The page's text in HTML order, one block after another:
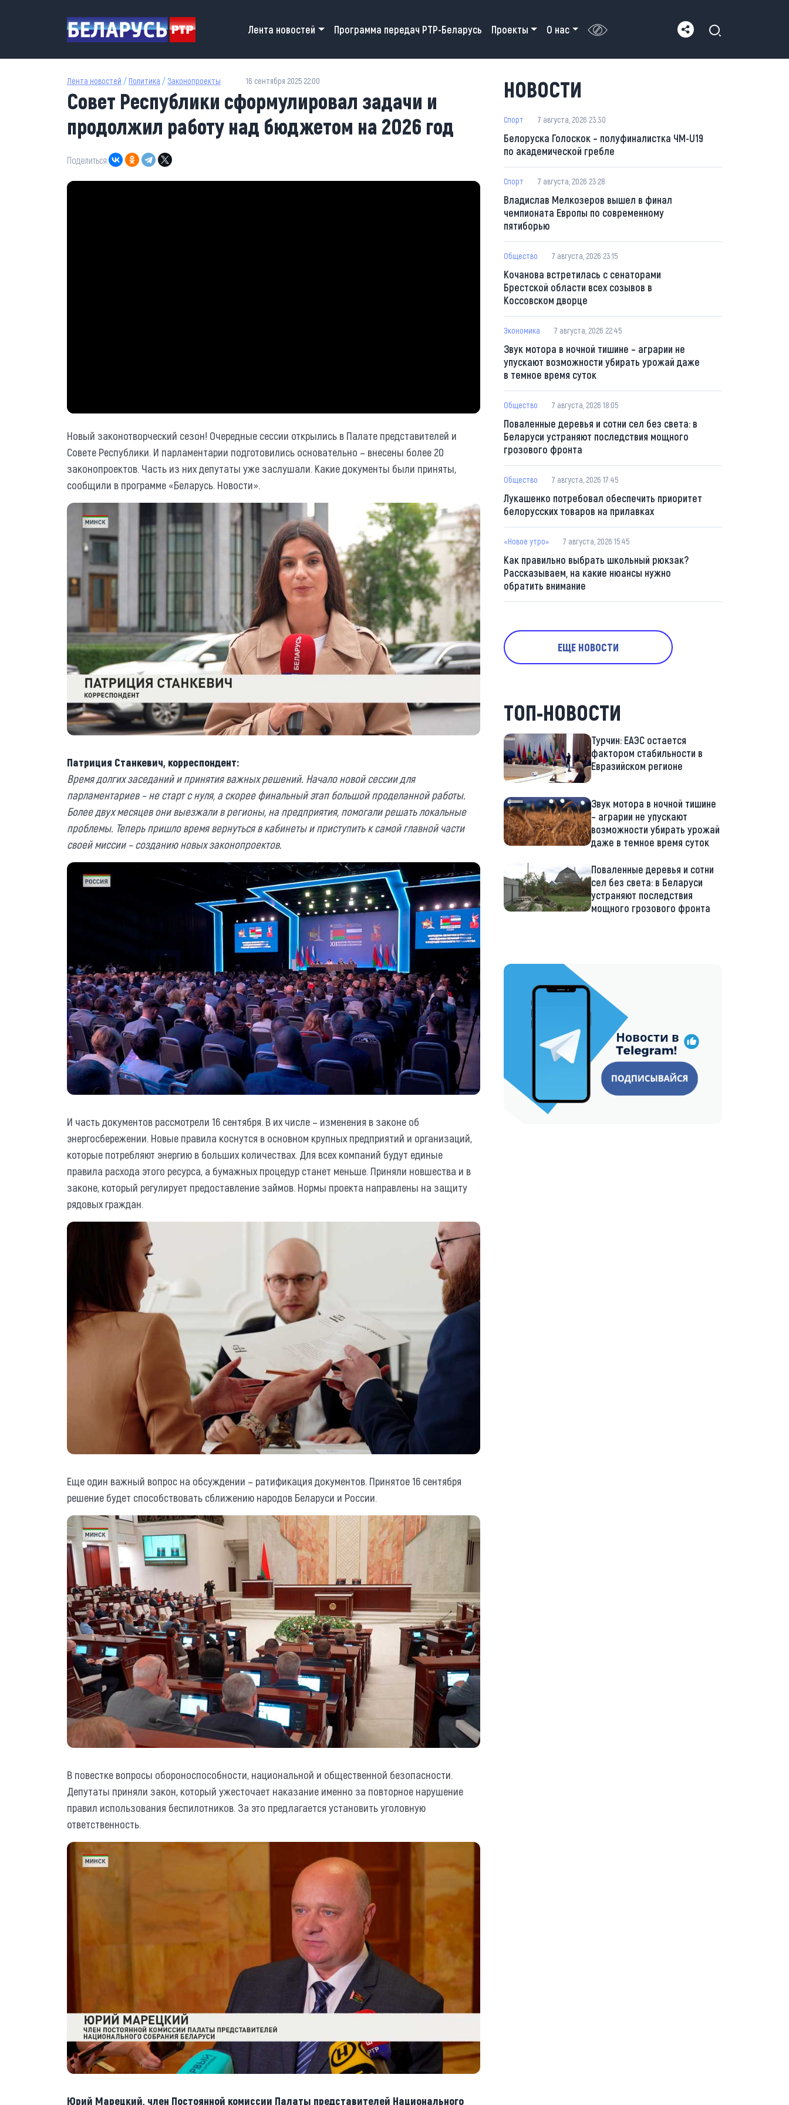
Main navigation
Лента новостей Программа передач РТР-Беларусь Проекты О нас
Лента новостей / Политика / Законопроекты 16 сентября 2025 22:00
Совет Республики сформулировал задачи и
продолжил работу над бюджетом на 2026 год
Поделиться:
Новый законотворческий сезон! Очередные сессии открылись в Палате представителей и
Совете Республики. И парламентарии подготовились основательно – внесены более 20
законопроектов. Часть из них депутаты уже заслушали. Какие документы были приняты,
сообщили в программе «Беларусь. Новости».
Патриция Станкевич, корреспондент:
Время долгих заседаний и принятия важных решений. Начало новой сессии для
парламентариев – не старт с нуля, а скорее финальный этап большой проделанной работы.
Более двух месяцев они выезжали в регионы, на предприятия, помогали решать локальные
проблемы. Теперь пришло время вернуться в кабинеты и приступить к самой главной части
своей миссии – созданию новых законопроектов.
И часть документов рассмотрели 16 сентября. В их числе – изменения в законе об
энергосбережении. Новые правила коснутся в основном крупных предприятий и организаций,
которые потребляют энергию в больших количествах. Для всех компаний будут единые
правила расхода этого ресурса, а бумажных процедур станет меньше. Приняли новшества и в
законе, который регулирует предоставление займов. Нормы проекта направлены на защиту
рядовых граждан.
Еще один важный вопрос на обсуждении – ратификация документов. Принятое 16 сентября
решение будет способствовать сближению народов Беларуси и России.
В повестке вопросы обороноспособности, национальной и общественной безопасности.
Депутаты приняли закон, который ужесточает наказание именно за повторное нарушение
правил использования беспилотников. За это предлагается установить уголовную
ответственность.
Юрий Марецкий, член Постоянной комиссии Палаты представителей Национального
НОВОСТИ
Спорт 7 августа, 2026 23:30
Белоруска Голоскок – полуфиналистка ЧМ-U19
по академической гребле
Спорт 7 августа, 2026 23:28
Владислав Мелкозеров вышел в финал
чемпионата Европы по современному
пятиборью
Общество 7 августа, 2026 23:15
Кочанова встретилась с сенаторами
Брестской области всех созывов в
Коссовском дворце
Экономика 7 августа, 2026 22:45
Звук мотора в ночной тишине – аграрии не
упускают возможности убирать урожай даже
в темное время суток
Общество 7 августа, 2026 18:05
Поваленные деревья и сотни сел без света: в
Беларуси устраняют последствия мощного
грозового фронта
Общество 7 августа, 2026 17:45
Лукашенко потребовал обеспечить приоритет
белорусских товаров на прилавках
«Новое утро» 7 августа, 2026 15:45
Как правильно выбрать школьный рюкзак?
Рассказываем, на какие нюансы нужно
обратить внимание
ЕЩЕ НОВОСТИ
ТОП-НОВОСТИ
Турчин: ЕАЭС остается
фактором стабильности в
Евразийском регионе
Звук мотора в ночной тишине
– аграрии не упускают
возможности убирать урожай
даже в темное время суток
Поваленные деревья и сотни
сел без света: в Беларуси
устраняют последствия
мощного грозового фронта
https://t.me/minskctvby